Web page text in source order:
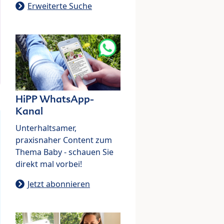
Erweiterte Suche
HiPP WhatsApp-
Kanal
Unterhaltsamer,
praxisnaher Content zum
Thema Baby - schauen Sie
direkt mal vorbei!
Jetzt abonnieren